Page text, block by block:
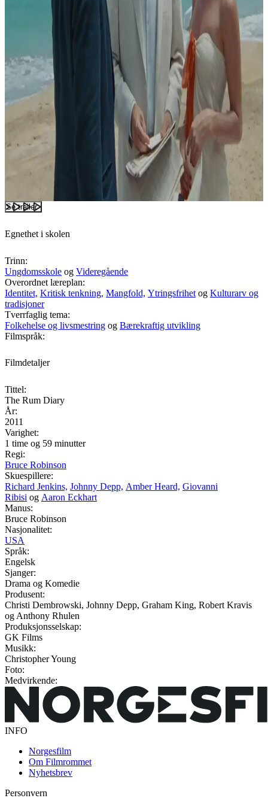
Se trailer
Egnethet i skolen
Trinn:
Ungdomsskole og Videregående
Overordnet læreplan:
Identitet, Kritisk tenkning, Mangfold, Ytringsfrihet og Kulturarv og
tradisjoner
Tverrfaglig tema:
Folkehelse og livsmestring og Bærekraftig utvikling
Filmspråk:
Filmdetaljer
Tittel:
The Rum Diary
År:
2011
Varighet:
1 time og 59 minutter
Regi:
Bruce Robinson
Skuespillere:
Richard Jenkins, Johnny Depp, Amber Heard, Giovanni
Ribisi og Aaron Eckhart
Manus:
Bruce Robinson
Nasjonalitet:
USA
Språk:
Engelsk
Sjanger:
Drama og Komedie
Produsent:
Christi Dembrowski, Johnny Depp, Graham King, Robert Kravis
og Anthony Rhulen
Produksjonsselskap:
GK Films
Musikk:
Christopher Young
Foto:
Medvirkende:
INFO
Norgesfilm
Om Filmrommet
Nyhetsbrev
Personvern